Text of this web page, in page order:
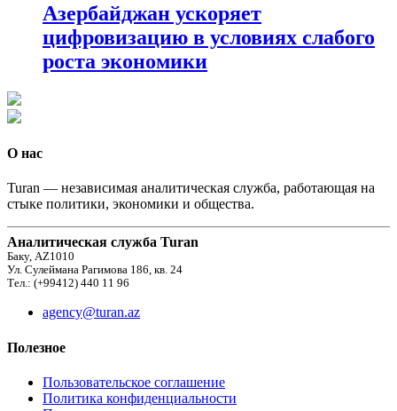
Азербайджан ускоряет
цифровизацию в условиях слабого
роста экономики
О нас
Turan — независимая аналитическая служба, работающая на
стыке политики, экономики и общества.
Аналитическая служба Turan
Баку, AZ1010
Ул. Сулеймана Рагимова 186, кв. 24
Тел.: (+99412) 440 11 96
agency@turan.az
Полезное
Пользовательское соглашение
Политика конфиденциальности